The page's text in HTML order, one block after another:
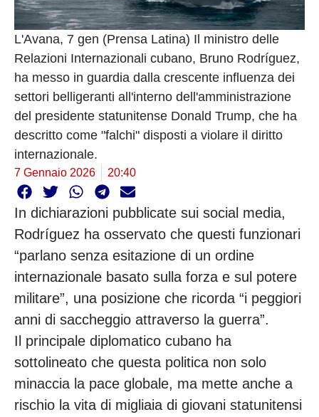
L'Avana, 7 gen (Prensa Latina) Il ministro delle
Relazioni Internazionali cubano, Bruno Rodríguez,
ha messo in guardia dalla crescente influenza dei
settori belligeranti all'interno dell'amministrazione
del presidente statunitense Donald Trump, che ha
descritto come "falchi" disposti a violare il diritto
internazionale.
7 Gennaio 2026 20:40
In dichiarazioni pubblicate sui social media,
Rodríguez ha osservato che questi funzionari
“parlano senza esitazione di un ordine
internazionale basato sulla forza e sul potere
militare”, una posizione che ricorda “i peggiori
anni di saccheggio attraverso la guerra”.
Il principale diplomatico cubano ha
sottolineato che questa politica non solo
minaccia la pace globale, ma mette anche a
rischio la vita di migliaia di giovani statunitensi